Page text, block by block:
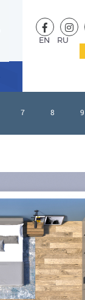
EN
RU
7 8 9